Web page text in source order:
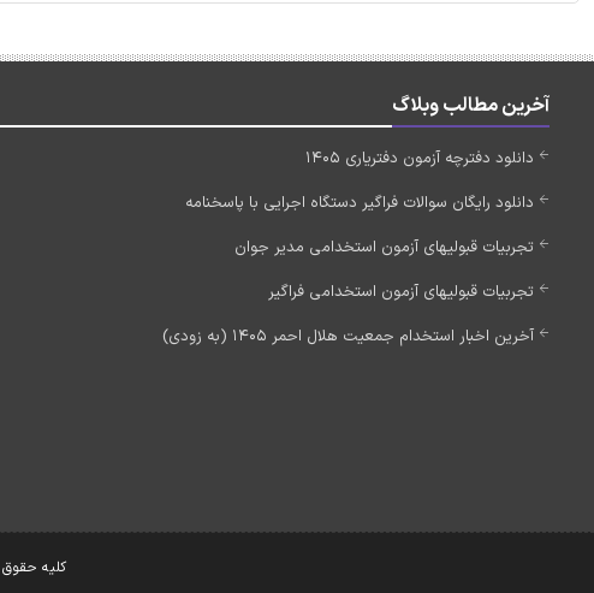
آخرین مطالب وبلاگ
دانلود دفترچه آزمون دفتریاری 1405
دانلود رایگان سوالات فراگیر دستگاه اجرایی با پاسخنامه
تجربیات قبولیهای آزمون استخدامی مدیر جوان
تجربیات قبولیهای آزمون استخدامی فراگیر
آخرین اخبار استخدام جمعیت هلال احمر 1405 (به زودی)
کلیه